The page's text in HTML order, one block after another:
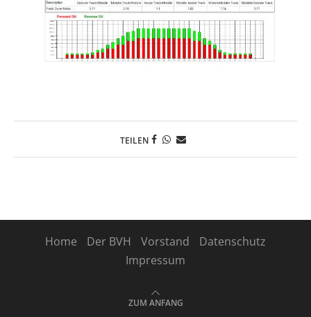
TEILEN
Home Der BVH Vorstand
Datenschutz
Impressum
ZUM ANFANG